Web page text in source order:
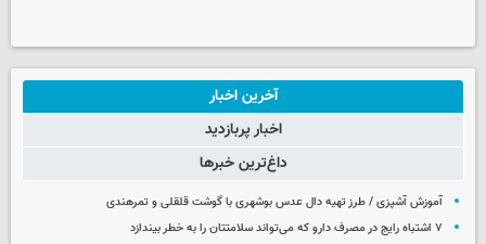
آخرین اخبار
اخبار پربازدید
داغ‌ترین خبرها
آموزش آشپزی / طرز تهیه دال عدس بوشهری با گوشت قلقلی و تمرهندی
۷ اشتباه رایج در مصرف دارو که می‌تواند سلامتتان را به خطر بیندازد